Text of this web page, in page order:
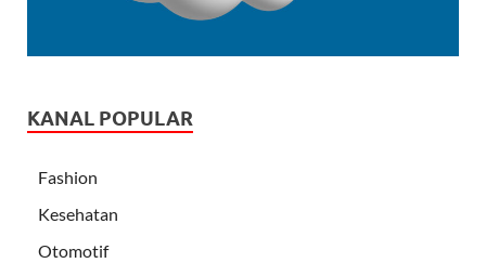
KANAL POPULAR
Fashion
Kesehatan
Otomotif